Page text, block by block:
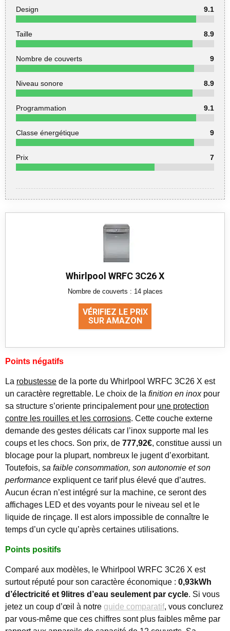
Design 9.1
Taille 8.9
Nombre de couverts 9
Niveau sonore 8.9
Programmation 9.1
Classe énergétique 9
Prix 7
Whirlpool WRFC 3C26 X
Nombre de couverts : 14 places
VÉRIFIEZ LE PRIX
SUR AMAZON
Points négatifs
La robustesse de la porte du Whirlpool WRFC 3C26 X est
un caractère regrettable. Le choix de la finition en inoxpour
sa structure s’oriente principalement pour une protection
contre les rouilles et les corrosions. Cette couche externe
demande des gestes délicats car l’inox supporte mal les
coups et les chocs. Son prix, de 777,92€, constitue aussi un
blocage pour la plupart, nombreux le jugent d’exorbitant.
Toutefois, sa faible consommation, son autonomie et son
performance expliquent ce tarif plus élevé que d’autres.
Aucun écran n’est intégré sur la machine, ce seront des
affichages LED et des voyants pour le niveau sel et le
liquide de rinçage. Il est alors impossible de connaître le
temps d’un cycle qu’après certaines utilisations.
Points positifs
Comparé aux modèles, le Whirlpool WRFC 3C26 X est
surtout réputé pour son caractère économique : 0,93kWh
d’électricité et 9litres d’eau seulement par cycle. Si vous
jetez un coup d’œil à notre guide comparatif, vous conclurez
par vous-même que ces chiffres sont plus faibles même par